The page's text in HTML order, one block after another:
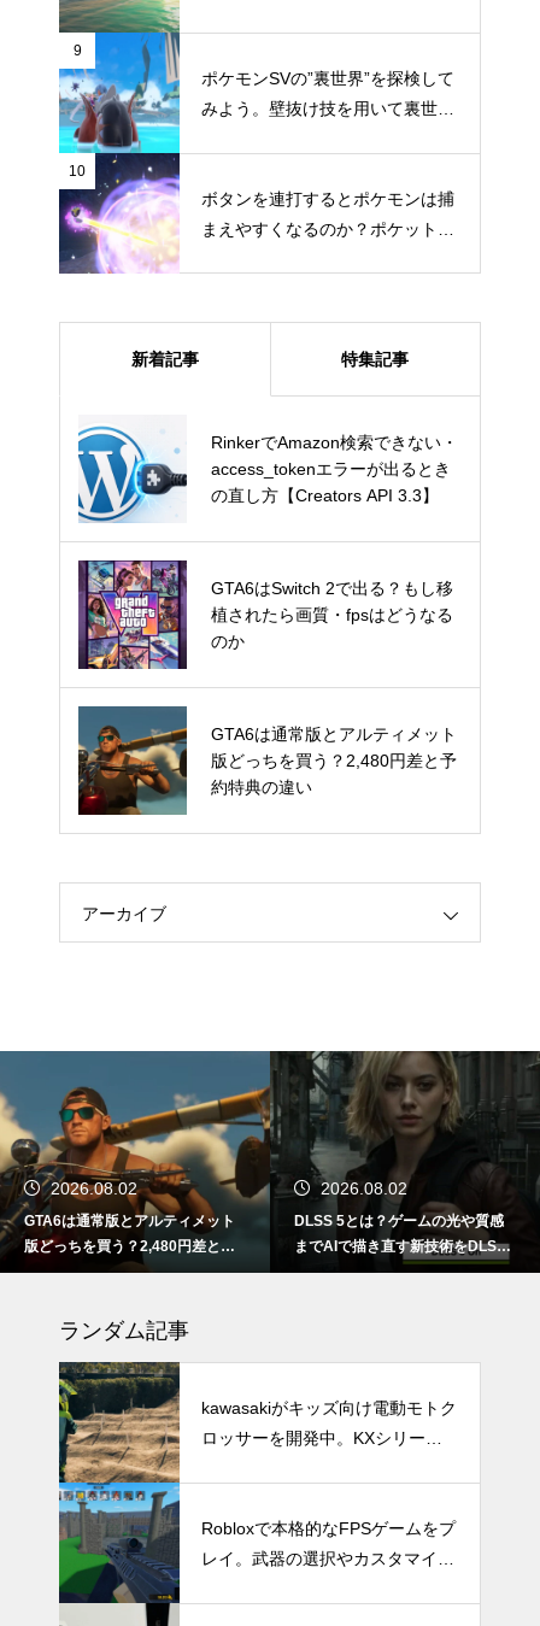
9
ポケモンSVの”裏世界”を探検して
みよう。壁抜け技を用いて裏世界
10
ボタンを連打するとポケモンは捕
まえやすくなるのか？ポケットモ
新着記事 特集記事
RinkerでAmazon検索できない・
access_tokenエラーが出るとき
の直し方【Creators API 3.3】
GTA6はSwitch 2で出る？もし移
植されたら画質・fpsはどうなる
のか
GTA6は通常版とアルティメット
版どっちを買う？2,480円差と予
約特典の違い
RinkerでAmazon検索できない・
access_tokenエラーが出るとき
の直し方【Creators API 3.3】
GTA6はSwitch 2で出る？もし移
植されたら画質・fpsはどうなる
のか
GTA6は通常版とアルティメット
版どっちを買う？2,480円差と予
約特典の違い
アーカイブ
2026.08.02
GTA6は通常版とアルティメット
版どっちを買う？2,480円差と予
約特典の違い
2026.08.02
DLSS 5とは？ゲームの光や質感
までAIで描き直す新技術をDLSS
4.5と比較
ランダム記事
kawasakiがキッズ向け電動モトク
ロッサーを開発中。KXシリーズ
Robloxで本格的なFPSゲームをプ
レイ。武器の選択やカスタマイズ